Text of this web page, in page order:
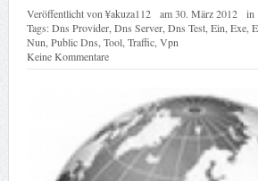
Veröffentlicht von¥akuza112 am30. März 2012 in
Tags:Dns Provider,Dns Server,Dns Test,Ein,Exe,
Nun,Public Dns,Tool,Traffic,Vpn
Keine Kommentare